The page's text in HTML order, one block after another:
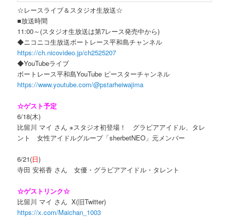
☆レースライブ＆スタジオ生放送☆
■放送時間
11:00～(スタジオ生放送は第7レース発売中から)
◆ニコニコ生放送ボートレース平和島チャンネル
https://ch.nicovideo.jp/ch2525207
◆YouTubeライブ
ボートレース平和島YouTube ピースターチャンネル
https://www.youtube.com/@pstarheiwajima
☆ゲスト予定
6/18(木)
比留川 マイ さん ※スタジオ初登場！ グラビアアイドル、タレ
ント 女性アイドルグループ「sherbetNEO」元メンバー
6/21(日)
寺田 安裕香 さん 女優・グラビアアイドル・タレント
☆ゲストリンク☆
比留川 マイ さん X(旧Twitter)
https://x.com/Maichan_1003